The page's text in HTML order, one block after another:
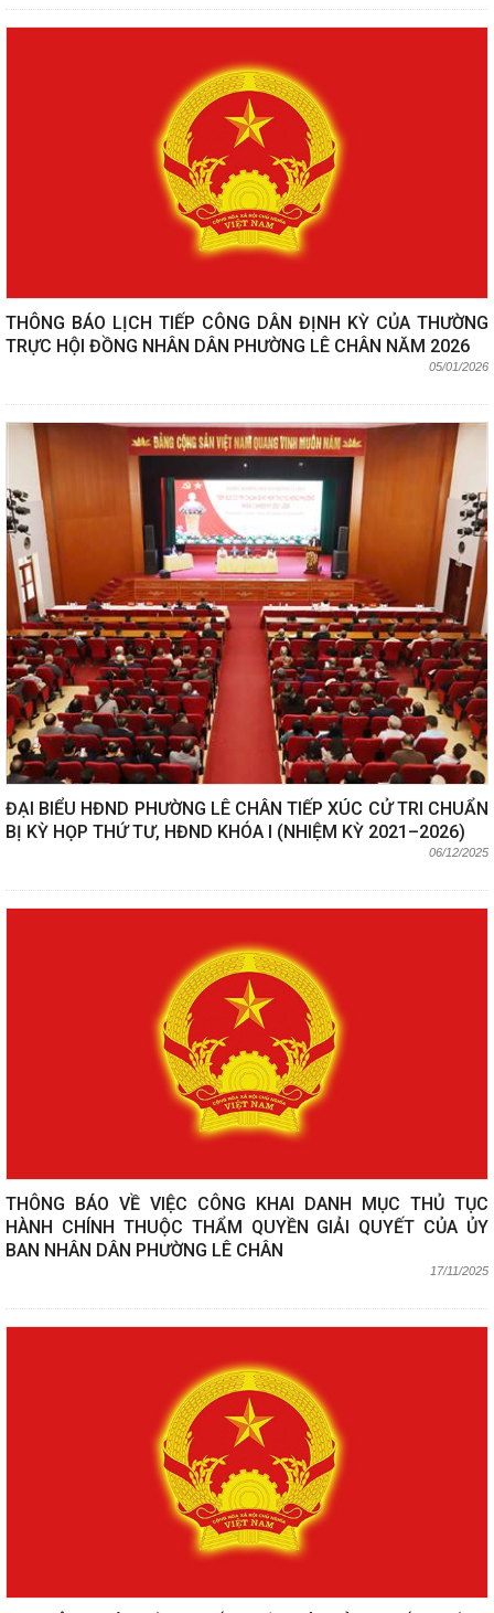
THÔNG BÁO LỊCH TIẾP CÔNG DÂN ĐỊNH KỲ CỦA THƯỜNG
TRỰC HỘI ĐỒNG NHÂN DÂN PHƯỜNG LÊ CHÂN NĂM 2026
05/01/2026
ĐẠI BIỂU HĐND PHƯỜNG LÊ CHÂN TIẾP XÚC CỬ TRI CHUẨN
BỊ KỲ HỌP THỨ TƯ, HĐND KHÓA I (NHIỆM KỲ 2021–2026)
06/12/2025
THÔNG BÁO VỀ VIỆC CÔNG KHAI DANH MỤC THỦ TỤC
HÀNH CHÍNH THUỘC THẨM QUYỀN GIẢI QUYẾT CỦA ỦY
BAN NHÂN DÂN PHƯỜNG LÊ CHÂN
17/11/2025